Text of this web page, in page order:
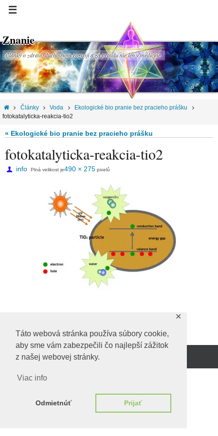
Táto webová stránka používa súbory cookie,
aby sme vám zabezpečili čo najlepší zážitok
z našej webovej stránky.
Viac info
Odmietnúť Prijať
✕
Znanie
Články o zdraví, duchovnom rozvoji a za pravdu nie len v medicíne.
Články Voda
Ekologické bio pranie bez pracieho prášku
fotokatalyticka-reakcia-tio2
« Ekologické bio pranie bez pracieho prášku
fotokatalyticka-reakcia-tio2
info Plná velikost je490 × 275 pixelů
Beží na